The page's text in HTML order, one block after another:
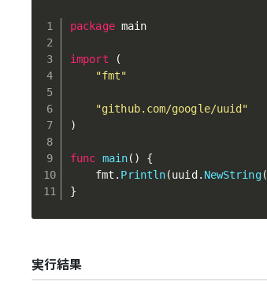
package main
import
(
"fmt"
"github.com/google/uuid"
)
func main( )
{
	fmt
. Println(uuid . NewString(
}
実行結果